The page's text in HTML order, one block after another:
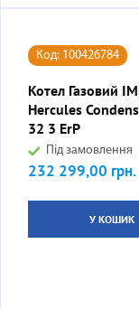
Код: 100426784
Котел Газовий
Hercules
32 3 ErP
Під замовлення
Ціна
232 299,00 грн.
У КОШИК